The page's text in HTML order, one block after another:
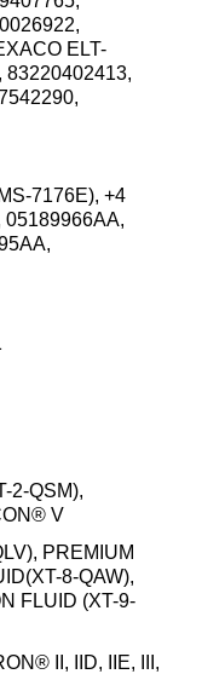
ELT-
83220402413,
7176E), +4
05189966AA,
2-QSM),
V
PREMIUM
8-QAW),
FLUID (XT-9-
II, IID, IIE, III,